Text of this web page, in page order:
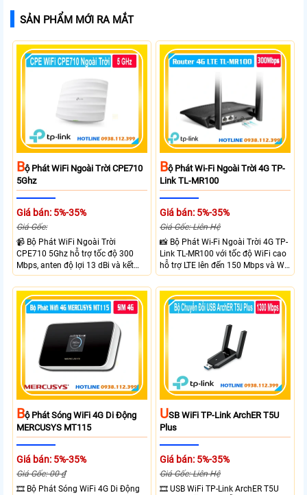
SẢN PHẨM MỚI RA MẮT
BỘ Phát WiFi Ngoài Trời CPE710
5Ghz
Giá bán: 5%-35%
Giá Gốc:
📹 Bộ Phát WiFi Ngoài Trời
CPE710 5Ghz hỗ trợ tốc độ 300
Mbps, anten độ lợi 13 dBi và kết
nối đường dài trên 10 km trong
điều kiện phù hợp. Trang bị cổng
Ethernet Shielded 10/100 Mbps, hỗ
trợ PoE Passive, MAXtream TDMA,
quản lý tập trung và phân tích
quang phổ. Chuẩn IPX5 giúp tăng
khả năng chống chịu thời tiết.
BỘ Phát Wi-Fi Ngoài Trời 4G TP-
Link TL-MR100
Giá bán: 5%-35%
Giá Gốc: Liên Hệ
📸 Bộ Phát Wi-Fi Ngoài Trời 4G TP-
Link TL-MR100 với tốc độ WiFi cao
hỗ trợ LTE lên đến 150 Mbps và Wi-
Fi 2.4 GHz lên đến 300 Mbps với
thiết kế với vỏ chống chịu thời tiết
chuẩn IP65, chống sét ±6kV và
chống tĩnh điện ±15kV
BỘ Phát Sóng WiFi 4G Di Động
MERCUSYS MT115
Giá bán: 5%-35%
Giá Gốc: 00 ₫
🎞 Bộ Phát Sóng WiFi 4G Di Động
USB WiFi TP-Link ArchER T5U
Plus
Giá bán: 5%-35%
Giá Gốc: Liên Hệ
🎞 USB WiFi TP-Link ArchER T5U